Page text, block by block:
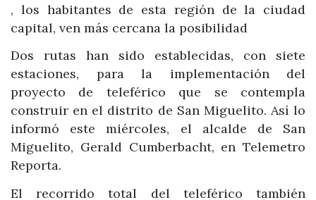
, los habitantes de esta región de la ciudad
capital, ven más cercana la posibilidad
Dos rutas han sido establecidas, con siete
estaciones, para la implementación del
proyecto de teleférico que se contempla
construir en el distrito de San Miguelito. Así lo
informó este miércoles, el alcalde de San
Miguelito, Gerald Cumberbacht, en Telemetro
Reporta.
El recorrido total del teleférico también